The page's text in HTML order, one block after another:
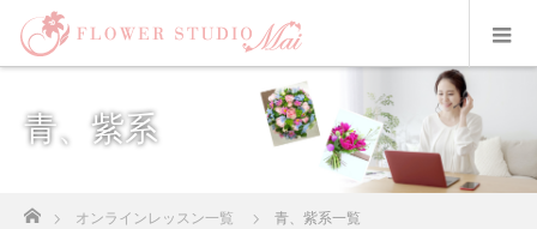
青、紫系
オンラインレッスン一覧 青、紫系一覧